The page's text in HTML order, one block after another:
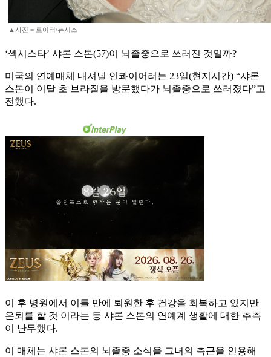
▲사진 = 로이터/뉴시스
‘섹시스타’ 샤론 스톤(57)이 뇌졸중으로 쓰러진 것일까?
미국의 연예매체 내셔널 인콰이어러는 23일(현지시간) “샤론
스톤이 이달 초 브라질을 방문했다가 뇌졸중으로 쓰러졌다”고
전했다.
이 후 병원에서 이틀 만에 퇴원한 후 건강을 회복하고 있지만
은퇴를 할 것 이라는 등 샤론 스톤의 연예계 생활에 대한 추측
이 난무했다.
이 매체는 샤론 스톤의 뇌졸중 소식을 그녀의 측근을 인용해